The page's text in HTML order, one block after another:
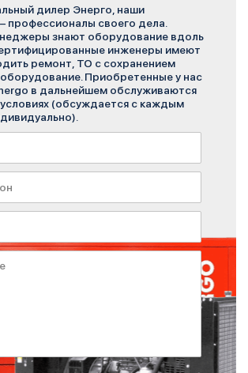
дилер Энерго, наши
профессионалы своего дела.
знают оборудование вдоль
инженеры имеют
ремонт, ТО с сохранением
оборудование. Приобретенные у нас
в дальнейшем обслуживаются
условиях (обсуждается с каждым